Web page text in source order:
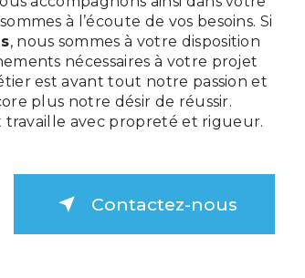
à l’écoute de vos besoins. Si
, nous sommes à votre disposition
nécessaires à votre projet
est avant tout notre passion et
plus notre désir de réussir.
avec propreté et rigueur.
Contactez-nous